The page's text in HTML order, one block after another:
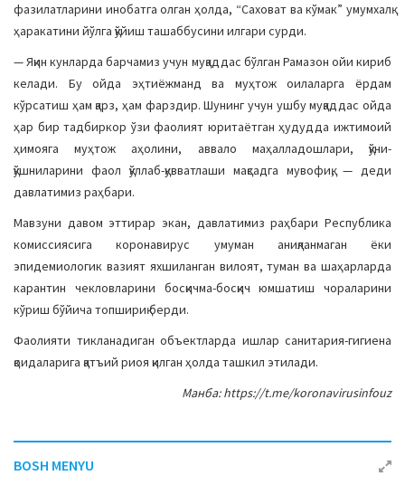
фазилатларини инобатга олган ҳолда, “Саховат ва кўмак” умумхалқ
ҳаракатини йўлга қўйиш ташаббусини илгари сурди.
— Яқин кунларда барчамиз учун муқаддас бўлган Рамазон ойи кириб
келади. Бу ойда эҳтиёжманд ва муҳтож оилаларга ёрдам
кўрсатиш ҳам қарз, ҳам фарздир. Шунинг учун ушбу муқаддас ойда
ҳар бир тадбиркор ўзи фаолият юритаётган ҳудудда ижтимоий
ҳимояга муҳтож аҳолини, аввало маҳалладошлари, қўни-
қўшниларини фаол қўллаб-қувватлаши мақсадга мувофиқ, — деди
давлатимиз раҳбари.
Мавзуни давом эттирар экан, давлатимиз раҳбари Республика
комиссиясига коронавирус умуман аниқланмаган ёки
эпидемиологик вазият яхшиланган вилоят, туман ва шаҳарларда
карантин чекловларини босқичма-босқич юмшатиш чораларини
кўриш бўйича топшириқ берди.
Фаолияти тикланадиган объектларда ишлар санитария-гигиена
қоидаларига қатъий риоя қилган ҳолда ташкил этилади.
Манба: https://t.me/koronavirusinfouz
BOSH MENYU